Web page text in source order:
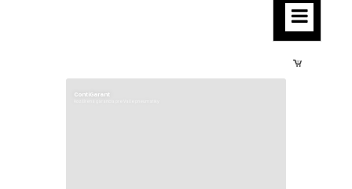
ContiGarant